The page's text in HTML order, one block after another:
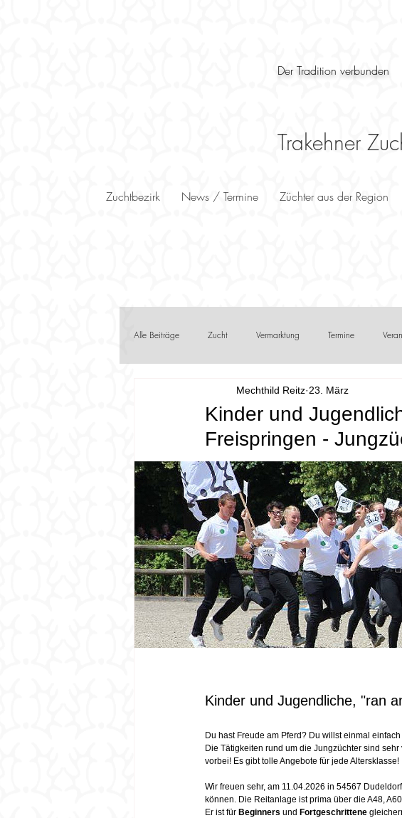
Der Tradition verbunden
Trakehner
Zuchtbezirk News / Termine Züchter aus der Region
Alle Beiträge Zucht Vermarktung Termine
Frühlingsboten Förderer / Sponsoren
Kinder und
Freispringen -
Mechthild Reitz 23. März
Kinder und Jugendliche, "ran
Du hast Freude am Pferd? Du willst einmal
Die Tätigkeiten rund um die Jungzüchter sind
vorbei! Es gibt tolle Angebote für jede Altersklasse!
Wir freuen sehr, am 11.04.2026 in 54567
können. Die Reitanlage ist prima über die A48,
Er ist für Beginners und Fortgeschrittene